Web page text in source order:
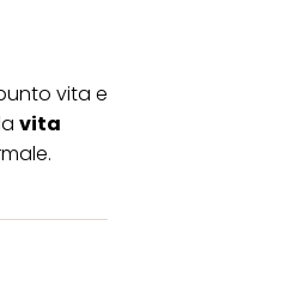
vita e
vita